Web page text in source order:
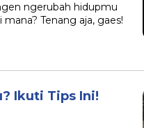
ngerubah hidupmu
Tenang aja, gaes!
Ikuti Tips Ini!